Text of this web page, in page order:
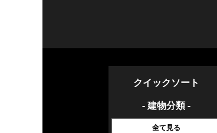
クイックソート
- 建物分類 -
全て見る